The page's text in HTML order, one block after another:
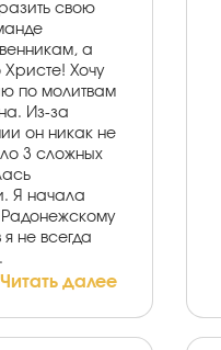
свою
а
Христе! Хочу
по молитвам
Из-за
он никак не
3 сложных
Я начала
не всегда
Читать далее